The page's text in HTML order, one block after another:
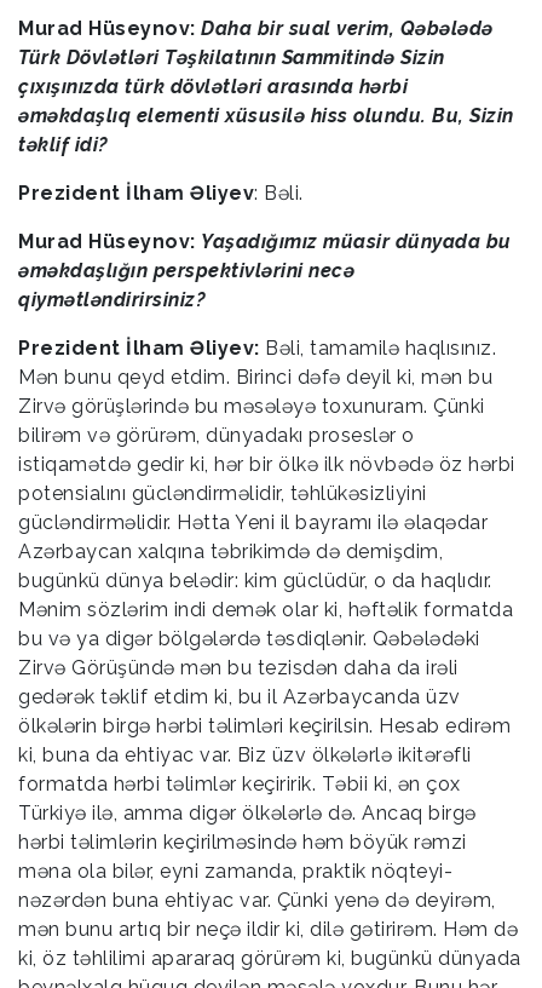
Murad Hüseynov: Daha bir sual verim, Qəbələdə
Türk Dövlətləri Təşkilatının Sammitində Sizin
çıxışınızda türk dövlətləri arasında hərbi
əməkdaşlıq elementi xüsusilə hiss olundu. Bu, Sizin
təklif idi?
Prezident İlham Əliyev: Bəli.
Murad Hüseynov: Yaşadığımız müasir dünyada bu
əməkdaşlığın perspektivlərini necə
qiymətləndirirsiniz?
Prezident İlham Əliyev: Bəli, tamamilə haqlısınız.
Mən bunu qeyd etdim. Birinci dəfə deyil ki, mən bu
Zirvə görüşlərində bu məsələyə toxunuram. Çünki
bilirəm və görürəm, dünyadakı proseslər o
istiqamətdə gedir ki, hər bir ölkə ilk növbədə öz hərbi
potensialını gücləndirməlidir, təhlükəsizliyini
gücləndirməlidir. Hətta Yeni il bayramı ilə əlaqədar
Azərbaycan xalqına təbrikimdə də demişdim,
bugünkü dünya belədir: kim güclüdür, o da haqlıdır.
Mənim sözlərim indi demək olar ki, həftəlik formatda
bu və ya digər bölgələrdə təsdiqlənir. Qəbələdəki
Zirvə Görüşündə mən bu tezisdən daha da irəli
gedərək təklif etdim ki, bu il Azərbaycanda üzv
ölkələrin birgə hərbi təlimləri keçirilsin. Hesab edirəm
ki, buna da ehtiyac var. Biz üzv ölkələrlə ikitərəfli
formatda hərbi təlimlər keçiririk. Təbii ki, ən çox
Türkiyə ilə, amma digər ölkələrlə də. Ancaq birgə
hərbi təlimlərin keçirilməsində həm böyük rəmzi
məna ola bilər, eyni zamanda, praktik nöqteyi-
nəzərdən buna ehtiyac var. Çünki yenə də deyirəm,
mən bunu artıq bir neçə ildir ki, dilə gətirirəm. Həm də
ki, öz təhlilimi apararaq görürəm ki, bugünkü dünyada